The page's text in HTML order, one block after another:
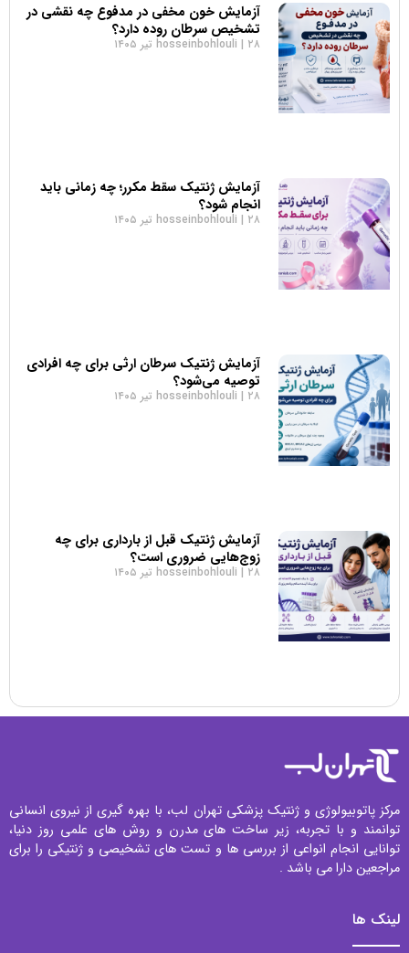
آزمایش خون مخفی در مدفوع چه نقشی در
تشخیص سرطان روده دارد؟
hosseinbohlouli ۲۸ تیر ۱۴۰۵
آزمایش ژنتیک سقط مکرر؛ چه زمانی باید
انجام شود؟
hosseinbohlouli ۲۸ تیر ۱۴۰۵
آزمایش ژنتیک سرطان ارثی برای چه افرادی
توصیه می‌شود؟
hosseinbohlouli ۲۸ تیر ۱۴۰۵
آزمایش ژنتیک قبل از بارداری برای چه
زوج‌هایی ضروری است؟
hosseinbohlouli ۲۸ تیر ۱۴۰۵
مرکز پاتوبیولوژی و ژنتیک پزشکی تهران لب، با بهره گیری از نیروی انسانی
توانمند و با تجربه، زیر ساخت های مدرن و روش های علمی روز دنیا،
توانایی انجام انواعی از بررسی ها و تست های تشخیصی و ژنتیکی را برای
مراجعین دارا می باشد .
لینک ها